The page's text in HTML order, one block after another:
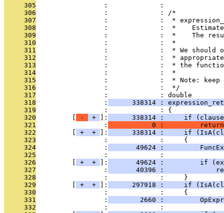
     305
                 :             :
     306
                 :             : /*
     307
:             :  *
     308
:             :  *
     309
:             :  *    The
     310
                 :             :  *
     311
:             :  * We should
     312
:             :  *
     313
:             :  * the
     314
                 :             :  *
     315
:             :  * Note:
     316
                 :             :  */
     317
                 :             : double
     318
                 :
338314 :
     319
                 :             : {
     320
- + ]:
338314 :     if
     321
                 :
0 :
     322
+ + ]:
338314 :     if
     323
                 :             :     {
     324
                 :
49624 :
     325
                 :             :
     326
+ + ]:
49624 :         if
     327
                 :
40396 :
     328
                 :             :     }
     329
+ + ]:
297918 :     if
     330
                 :             :     {
     331
                 :
2660 :
     332
                 :             :